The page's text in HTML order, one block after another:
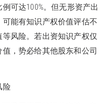
可达100%。但无形资产出
能有知识产权价值评估不
风险。若出资知识产权仅
，势必给其他股东和公司
险